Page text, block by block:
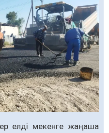
елді мекенге жаңаша